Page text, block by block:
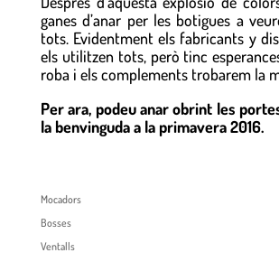
ganes d’anar per les botigues a
tots. Evidentment els fabricants y
els utilitzen tots, però tinc
roba i els complements trobarem la
Per ara, podeu anar obrint les
la benvinguda a la primavera 2016.
Mocadors
Bosses
Ventalls